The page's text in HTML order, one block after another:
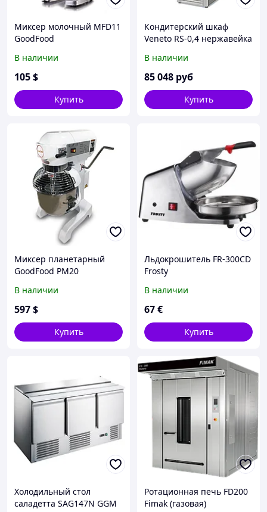
Миксер молочный MFD11
GoodFood
В наличии
105$
Купить
Кондитерский шкаф
Veneto RS-0,4 нержавейка
(напольный)
В наличии
85 048 руб
Купить
Миксер планетарный
GoodFood PM20
В наличии
597$
Купить
Льдокрошитель FR-300CD
Frosty
В наличии
67€
Купить
Холодильный стол
саладетта SAG147N GGM
Ротационная печь FD200
Fimak (газовая)